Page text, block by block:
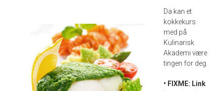
Da kan et
kokkekurs
med på
Kulinarisk
Akademi være
tingen for deg.
• FIXME: Link